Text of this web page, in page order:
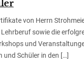
von Herrn
sowie die
und
Schüler in den […]